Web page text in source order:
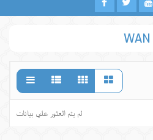
WAN
لم يتم العثور علي بيانات